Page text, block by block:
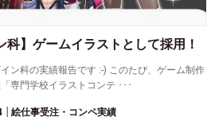
科】ゲームイラストとして採用！
ン科の実績報告です :-) このたび、ゲーム制作
専門学校イラストコンテ ･･･
│絵仕事受注・コンペ実績